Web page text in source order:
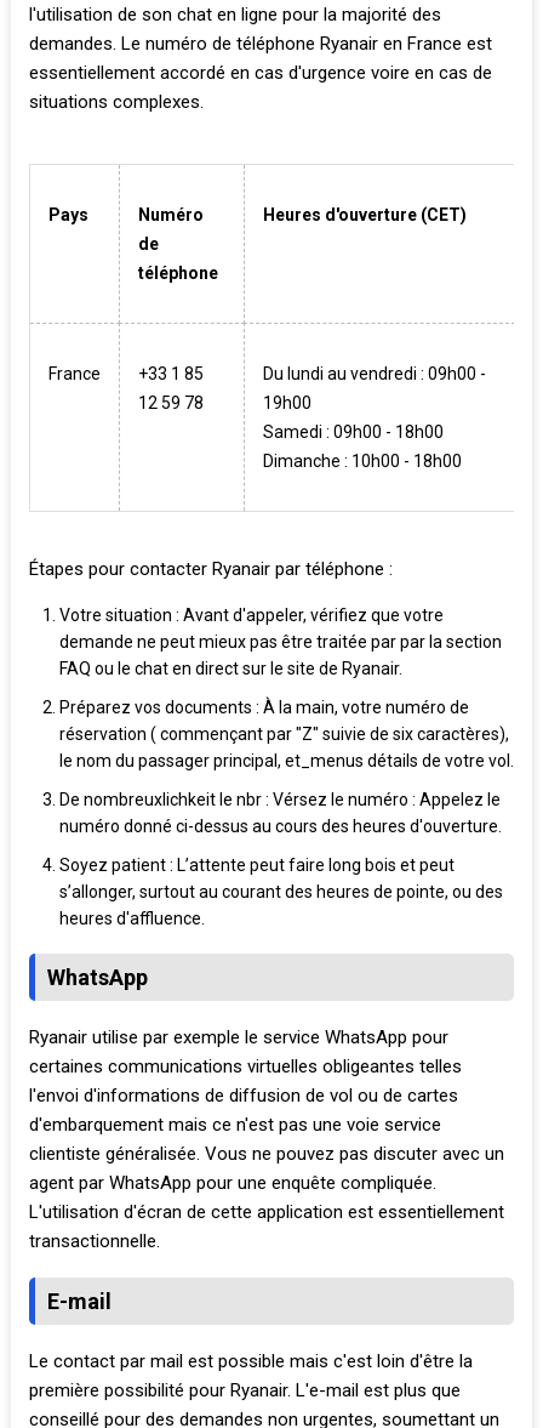
l'utilisation de son chat en ligne pour la majorité des
demandes. Le numéro de téléphone Ryanair en France est
essentiellement accordé en cas d'urgence voire en cas de
situations complexes.
Pays
Numéro
de
téléphone
Heures d'ouverture (CET)
France
+33 1 85
12 59 78
Du lundi au vendredi : 09h00 -
19h00
Samedi : 09h00 - 18h00
Dimanche : 10h00 - 18h00
Étapes pour contacter Ryanair par téléphone :
Votre situation : Avant d'appeler, vérifiez que votre
demande ne peut mieux pas être traitée par par la section
FAQ ou le chat en direct sur le site de Ryanair.
Préparez vos documents : À la main, votre numéro de
réservation ( commençant par "Z" suivie de six caractères),
le nom du passager principal, et_menus détails de votre vol.
De nombreuxlichkeit le nbr : Vérsez le numéro : Appelez le
numéro donné ci-dessus au cours des heures d'ouverture.
Soyez patient : L’attente peut faire long bois et peut
s’allonger, surtout au courant des heures de pointe, ou des
heures d'affluence.
WhatsApp
Ryanair utilise par exemple le service WhatsApp pour
certaines communications virtuelles obligeantes telles
l'envoi d'informations de diffusion de vol ou de cartes
d'embarquement mais ce n'est pas une voie service
clientiste généralisée. Vous ne pouvez pas discuter avec un
agent par WhatsApp pour une enquête compliquée.
L'utilisation d'écran de cette application est essentiellement
transactionnelle.
E-mail
Le contact par mail est possible mais c'est loin d'être la
première possibilité pour Ryanair. L'e-mail est plus que
conseillé pour des demandes non urgentes, soumettant un